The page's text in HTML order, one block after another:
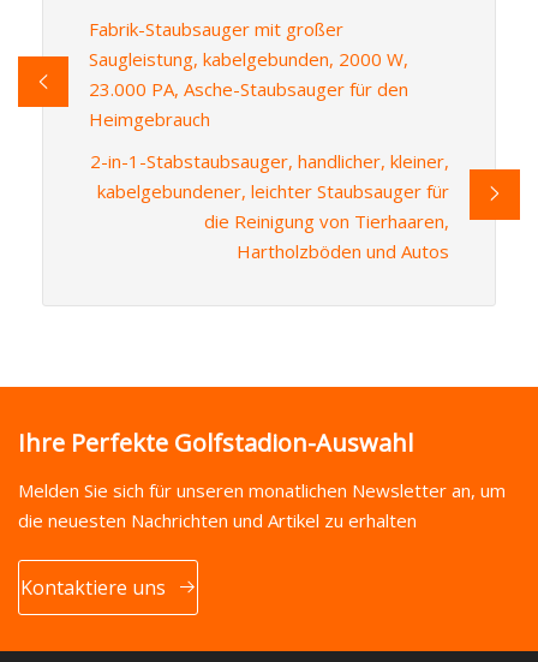
Fabrik-Staubsauger mit großer
Saugleistung, kabelgebunden, 2000 W,
23.000 PA, Asche-Staubsauger für den
Heimgebrauch
2-in-1-Stabstaubsauger, handlicher, kleiner,
kabelgebundener, leichter Staubsauger für
die Reinigung von Tierhaaren,
Hartholzböden und Autos
Ihre Perfekte Golfstadion-Auswahl
Melden Sie sich für unseren monatlichen Newsletter an, um
die neuesten Nachrichten und Artikel zu erhalten
Kontaktiere uns